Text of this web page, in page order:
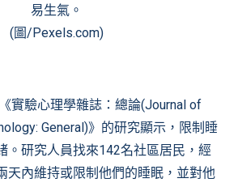
易生氣。
(圖/Pexels.com)
《實驗心理學雜誌：總論(Journal of
General)》 的研究顯示，限制睡
。研究人員找來142名社區居民，經
天內維持或限制他們的睡眠，並對他